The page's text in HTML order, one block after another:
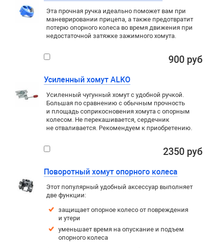
Эта прочная ручка идеально поможет вам при
маневрировании прицепа, а также предотвратит
потерю опорного колеса во время движения при
недостаточной затяжке зажимного хомута.
900 руб
Усиленный хомут ALKO
Усиленный чугунный хомут с удобной ручкой.
Большая по сравнению с обычным прочность
и площадь соприкосновения хомута с опорным
колесом. Не перекашивается, сердечник
не отваливается. Рекомендуем к приобретению.
2350 руб
Поворотный хомут опорного колеса
Этот популярный удобный аксессуар выполняет
две функции:
защищает опорное колесо от повреждения
и утери
уменьшает время на опускание и подъем
опорного колеса